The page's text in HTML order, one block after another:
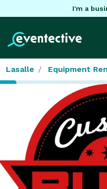
I'm a
Lasalle Equipment